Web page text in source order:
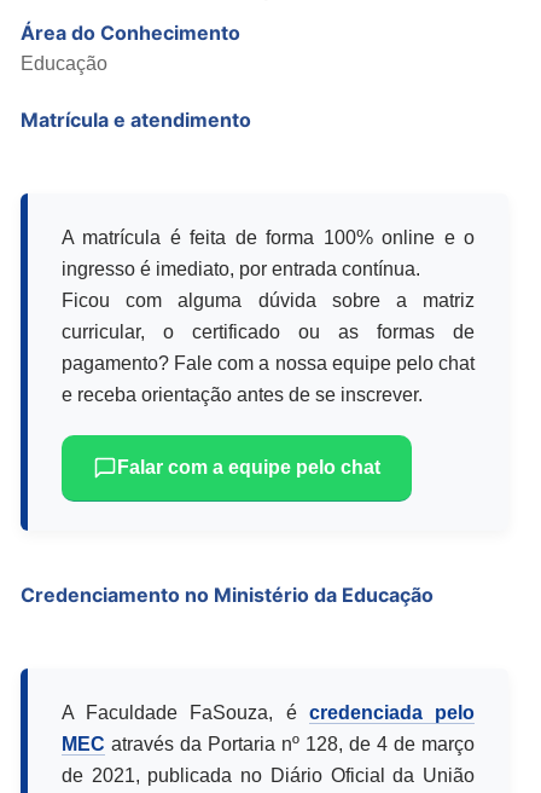
Área do Conhecimento
Educação
Matrícula e atendimento
A matrícula é feita de forma 100% online e o
ingresso é imediato, por entrada contínua.
Ficou com alguma dúvida sobre a matriz
curricular, o certificado ou as formas de
pagamento? Fale com a nossa equipe pelo chat
e receba orientação antes de se inscrever.
Falar com a equipe pelo chat
Credenciamento no Ministério da Educação
A Faculdade FaSouza, é credenciada pelo
MEC através da Portaria nº 128, de 4 de março
de 2021, publicada no Diário Oficial da União